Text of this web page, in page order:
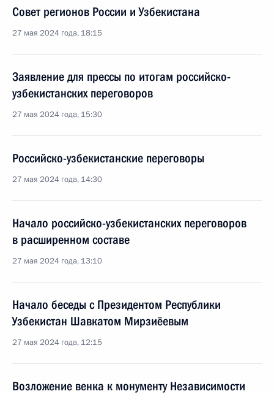
Совет регионов России и Узбекистана
27 мая 2024 года, 18:15
Заявление для прессы по итогам российско-
узбекистанских переговоров
27 мая 2024 года, 15:30
Российско-узбекистанские переговоры
27 мая 2024 года, 14:30
Начало российско-узбекистанских переговоров
в расширенном составе
27 мая 2024 года, 13:10
Начало беседы с Президентом Республики
Узбекистан Шавкатом Мирзиёевым
27 мая 2024 года, 12:15
Возложение венка к монументу Независимости